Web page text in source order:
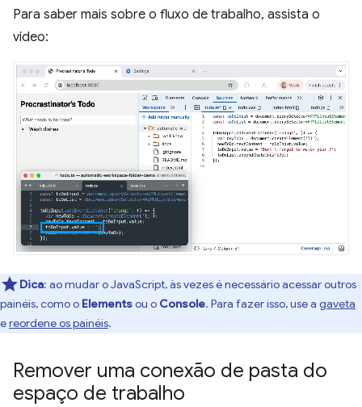
Para saber mais sobre o fluxo de trabalho, assista o
vídeo:
Dica: ao mudar o JavaScript, às vezes é necessário acessar outros
painéis, como o Elementsou o Console. Para fazer isso, use a gaveta
ereordene os painéis.
Remover uma conexão de pasta do
espaço de trabalho